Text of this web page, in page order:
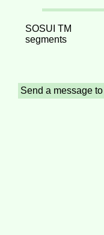
SOSUI TM
segments
Send a message to